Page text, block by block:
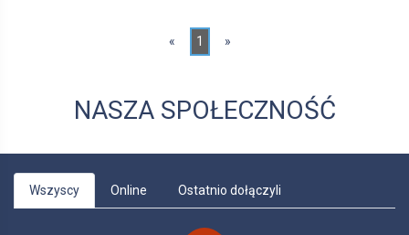
« 1 »
NASZA SPOŁECZNOŚĆ
Wszyscy Online Ostatnio dołączyli